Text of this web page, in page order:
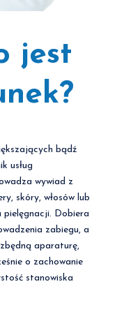
jest
bądź
usług
wywiad z
skóry, włosów lub
pielęgnacji. Dobiera
zabiegu, a
aparaturę,
o zachowanie
stanowiska